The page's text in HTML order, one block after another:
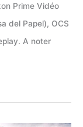
Prime Vidéo
del Papel), OCS
A noter